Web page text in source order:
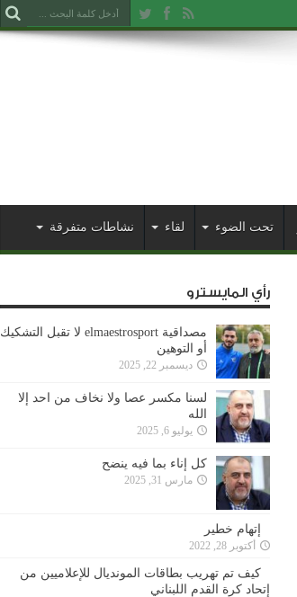
تحت الضوء لقاء نشاطات متفرقة
رأي المايسترو
مصداقية elmaestrosport لا تقبل التشكيك
أو التوهين
ديسمبر 22, 2025
لسنا مكسر عصا ولا نخاف من احد إلا
الله
يوليو 6, 2025
كل إناء بما فيه ينضح
مارس 31, 2025
إتهام خطير
أكتوبر 28, 2022
كيف تم تهريب بطاقات المونديال للإعلاميين من
إتحاد كرة القدم اللبناني